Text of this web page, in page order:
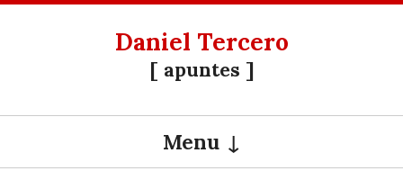
Daniel Tercero
[ apuntes ]
Menu